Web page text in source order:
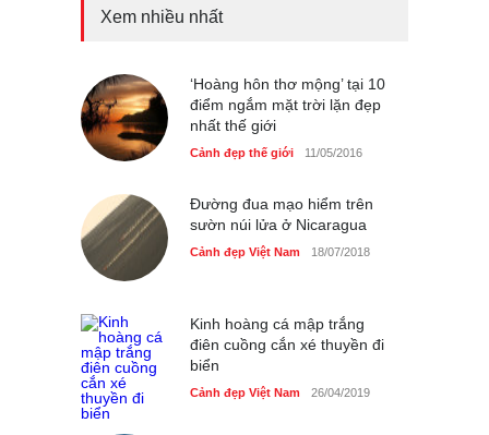
Cảnh đẹp Việt Nam 24/04/2020
Những món ăn đồng quê
dân dã ở Sài Gòn
Xem nhiều nhất
‘Hoàng hôn thơ mộng’ tại 10
điểm ngắm mặt trời lặn đẹp
nhất thế giới
Cảnh đẹp thế giới 11/05/2016
Đường đua mạo hiểm trên
sườn núi lửa ở Nicaragua
Cảnh đẹp Việt Nam 18/07/2018
Kinh hoàng cá mập trắng
điên cuồng cắn xé thuyền đi
biển
Cảnh đẹp Việt Nam 26/04/2019